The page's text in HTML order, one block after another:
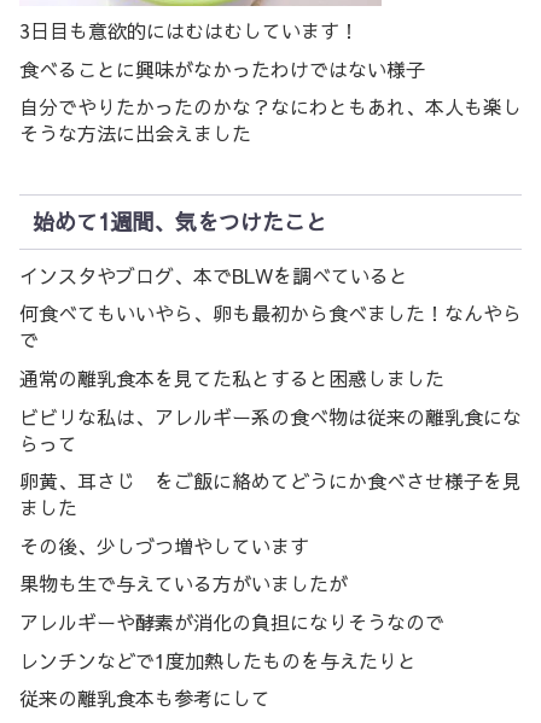
3日目も意欲的にはむはむしています！
食べることに興味がなかったわけではない様子
自分でやりたかったのかな？なにわともあれ、本人も楽し
そうな方法に出会えました
始めて1週間、気をつけたこと
インスタやブログ、本でBLWを調べていると
何食べてもいいやら、卵も最初から食べました！なんやら
で
通常の離乳食本を見てた私とすると困惑しました
ビビリな私は、アレルギー系の食べ物は従来の離乳食にな
らって
卵黄、耳さじ をご飯に絡めてどうにか食べさせ様子を見
ました
その後、少しづつ増やしています
果物も生で与えている方がいましたが
アレルギーや酵素が消化の負担になりそうなので
レンチンなどで1度加熱したものを与えたりと
従来の離乳食本も参考にして